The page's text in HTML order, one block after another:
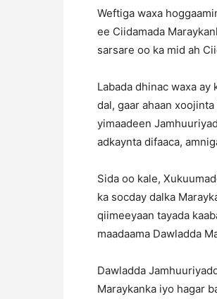
Weftiga waxa
ee Ciidamada
sarsare oo ka mid ah
Labada dhinac waxa
dal, gaar ahaan
yimaadeen
adkaynta difaaca,
Sida oo kale,
ka socday dalka
qiimeeyaan tayada
maadaama Dawladda
Dawladda
Maraykanka iyo hagar